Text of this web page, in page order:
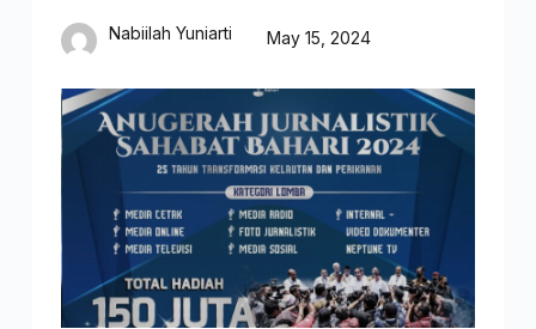
Nabiilah Yuniarti May 15, 2024